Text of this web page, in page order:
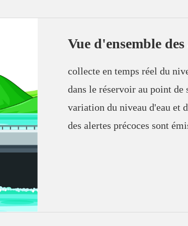
Vue d'ensemble
collecte en temps réel du
dans le réservoir au point de
variation du niveau d'eau et
des alertes précoces sont